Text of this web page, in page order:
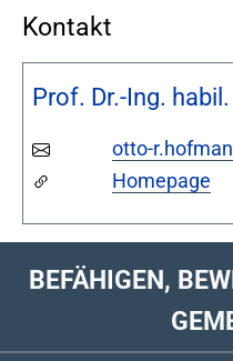
Kontakt
Prof. Dr.-Ing.
otto-
Homepage
BEFÄHIGEN,